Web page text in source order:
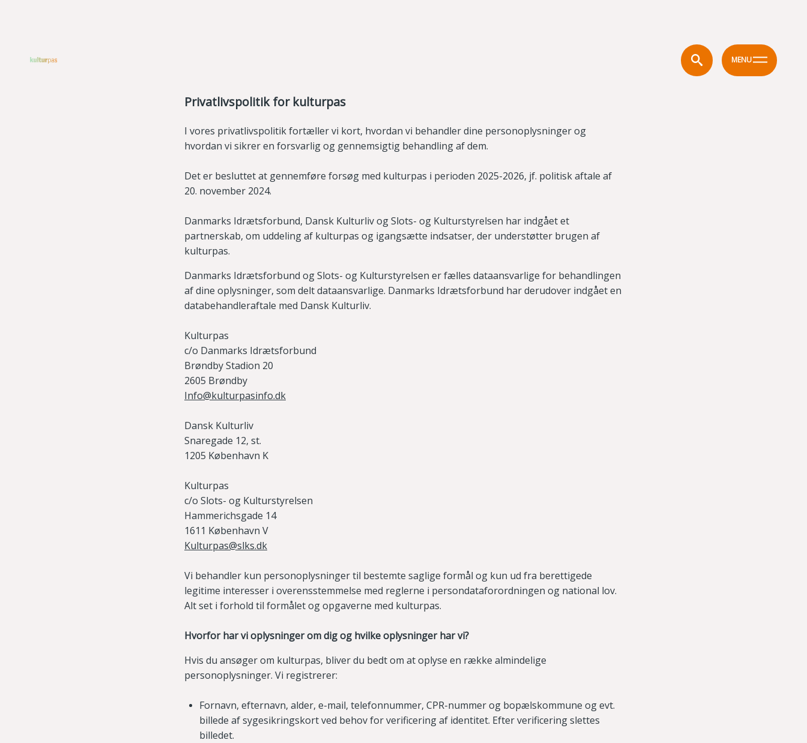
MENU
Privatlivspolitik for kulturpas
I vores privatlivspolitik fortæller vi kort, hvordan vi behandler dine personoplysninger og
hvordan vi sikrer en forsvarlig og gennemsigtig behandling af dem.
Det er besluttet at gennemføre forsøg med kulturpas i perioden 2025-2026, jf. politisk aftale af
20. november 2024.
Danmarks Idrætsforbund, Dansk Kulturliv og Slots- og Kulturstyrelsen har indgået et
partnerskab, om uddeling af kulturpas og igangsætte indsatser, der understøtter brugen af
kulturpas.
Danmarks Idrætsforbund og Slots- og Kulturstyrelsen er fælles dataansvarlige for behandlingen
af dine oplysninger, som delt dataansvarlige. Danmarks Idrætsforbund har derudover indgået en
databehandleraftale med Dansk Kulturliv.
Kulturpas
c/o Danmarks Idrætsforbund
Brøndby Stadion 20
2605 Brøndby
Info@kulturpasinfo.dk
Dansk Kulturliv
Snaregade 12, st.
1205 København K
Kulturpas
c/o Slots- og Kulturstyrelsen
Hammerichsgade 14
1611 København V
Kulturpas@slks.dk
Vi behandler kun personoplysninger til bestemte saglige formål og kun ud fra berettigede
legitime interesser i overensstemmelse med reglerne i persondataforordningen og national lov.
Alt set i forhold til formålet og opgaverne med kulturpas.
Hvorfor har vi oplysninger om dig og hvilke oplysninger har vi?
Hvis du ansøger om kulturpas, bliver du bedt om at oplyse en række almindelige
personoplysninger. Vi registrerer:
Fornavn, efternavn, alder, e-mail, telefonnummer, CPR-nummer og bopælskommune og evt.
billede af sygesikringskort ved behov for verificering af identitet. Efter verificering slettes
billedet.